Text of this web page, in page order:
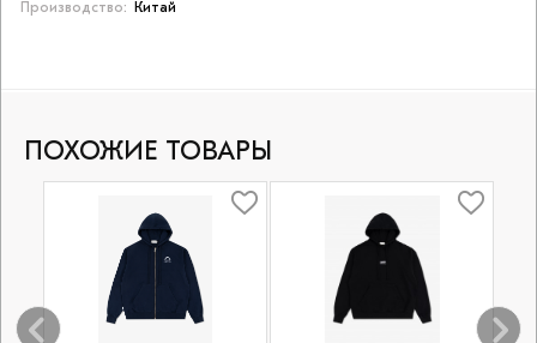
Производство:
Китай
ПОХОЖИЕ ТОВАРЫ